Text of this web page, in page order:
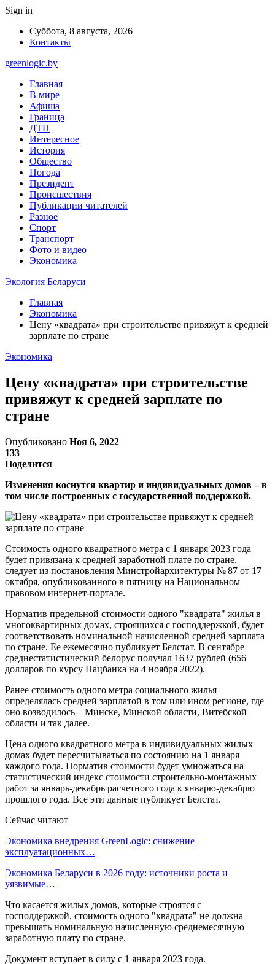
Sign in
Суббота, 8 августа, 2026
Контакты
greenlogic.by
Главная
В мире
Афиша
Граница
ДТП
Интересное
История
Общество
Погода
Президент
Происшествия
Публикации читателей
Разное
Спорт
Транспорт
Фото и видео
Экономика
Экология Беларуси
Главная
Экономика
Цену «квадрата» при строительстве привяжут к средней
зарплате по стране
Экономика
Цену «квадрата» при строительстве
привяжут к средней зарплате по
стране
Опубликовано Ноя 6, 2022
133
Поделится
Изменения коснутся квартир и индивидуальных домов – в
том числе построенных с государственной поддержкой.
Стоимость одного квадратного метра с 1 января 2023 года
будет привязана к средней заработной плате по стране,
следует из постановления Минстройархитектуры № 87 от 17
октября, опубликованного в пятницу на Национальном
правовом интернет-портале.
Норматив предельной стоимости одного "квадрата" жилья в
многоквартирных домах, строящихся с господдержкой, будет
соответствовать номинальной начисленной средней зарплата
по стране. Ее ежемесячно публикует Белстат. В сентябре
среднестатистический белорус получал 1637 рублей (656
долларов по курсу Нацбанка на 4 ноября 2022).
Ранее стоимость одного метра социального жилья
определялась средней зарплатой в том или ином регионе, где
оно возводилось – Минске, Минской области, Витебской
области и так далее.
Цена одного квадратного метра в индивидуальных жилых
домах будет пересчитываться по состоянию на 1 января
каждого года. Норматив стоимости будет умножаться на
статистический индекс стоимости строительно-монтажных
работ за январь-декабрь расчетного года к январю-декабрю
прошлого года. Все эти данные публикует Белстат.
Сейчас читают
Экономика внедрения GreenLogic: снижение
эксплуатационных…
Экономика Беларуси в 2026 году: источники роста и
уязвимые…
Что касается жилых домов, которые строятся с
господдержкой, стоимость одного "квадрата" не должна
превышать номинальную начисленную среднемесячную
заработную плату по стране.
Документ вступает в силу с 1 января 2023 года.